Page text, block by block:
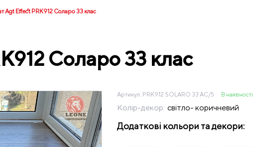
Agt Effect PRK912 Соларо 33 клас
Соларо 33 клас
Артикул: PRK912 SOLARO 33 АС/5 В наявності
Колір-декор: світло- коричневий
Додаткові кольори та декори: